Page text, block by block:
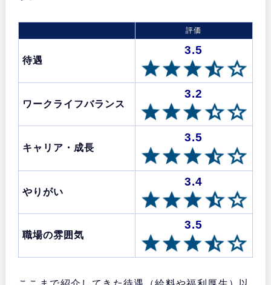
評価
待遇
3.5
ワークライフバランス
3.2
キャリア・成長
3.5
やりがい
3.4
職場の雰囲気
3.5